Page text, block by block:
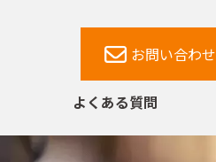
お問い合わせ
よくある質問